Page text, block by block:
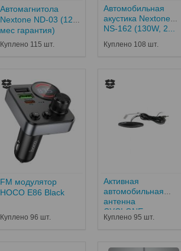
Автомагнитола
Nextone ND-03 (12
мес гарантия)
Куплено 115 шт.
Автомобильная
акустика Nextone
NS-162 (130W, 2...
Куплено 108 шт.
FM модулятор
HOCO E86 Black
Куплено 96 шт.
Активная
автомобильная
антенна
CYCLONE...
Куплено 95 шт.